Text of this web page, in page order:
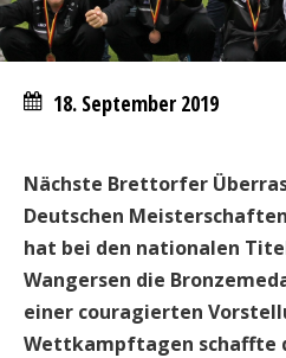
18. September 2019
Nächste Brettorfer
Deutschen
hat bei den nationalen
Wangersen die
einer couragierten
Wettkampftagen schaffte